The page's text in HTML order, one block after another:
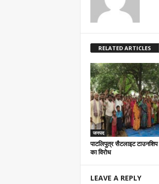
RELATED ARTICLES
जनपद
पाटलिपुत्र सैटलाइट टाउनशिप
का विरोध
LEAVE A REPLY